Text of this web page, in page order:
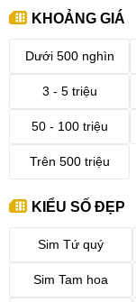
KHOẢNG GIÁ
Dưới 500 nghìn
3 - 5 triệu
50 - 100 triệu
Trên 500 triệu
KIỂU SỐ ĐẸP
Sim Tứ quý
Sim Tam hoa